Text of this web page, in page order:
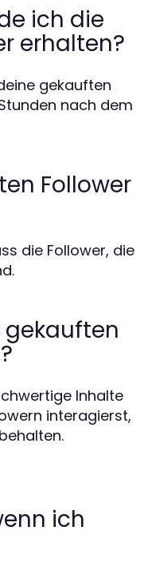
ich die
erhalten?
gekauften
nach dem
Follower
die Follower, die
gekauften
Inhalte
interagierst,
ich